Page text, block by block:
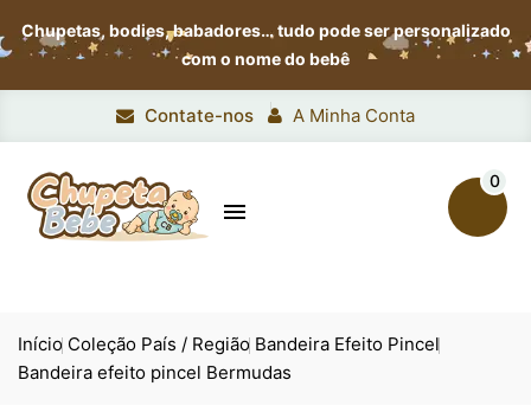
Chupetas, bodies, babadores…tudo pode ser personalizado
com o nome do bebê
Contate-nos A Minha Conta

0
Início Coleção País / Região Bandeira Efeito Pincel
Bandeira efeito pincel Bermudas